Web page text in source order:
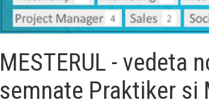
MESTERUL - vedeta
semnate Praktiker si